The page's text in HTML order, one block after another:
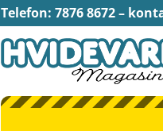
Telefon: 7876 8672 –